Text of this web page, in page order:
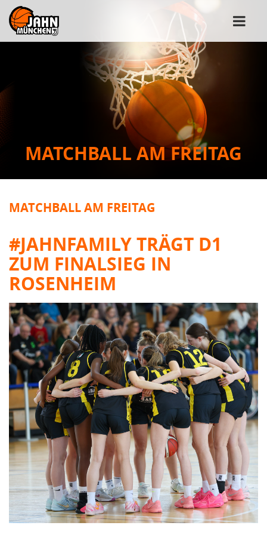
MATCHBALL AM FREITAG
MATCHBALL AM FREITAG
#JAHNFAMILY TRÄGT D1
ZUM FINALSIEG IN
ROSENHEIM